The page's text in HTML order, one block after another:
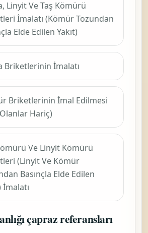
Linyit Ve Taş Kömürü
İmalatı (Kömür Tozundan
Elde Edilen Yakıt)
Briketlerinin İmalatı
Briketlerinin İmal Edilmesi
Hariç)
Ve Linyit Kömürü
(Linyit Ve Kömür
Basınçla Elde Edilen
İmalatı
çapraz referansları